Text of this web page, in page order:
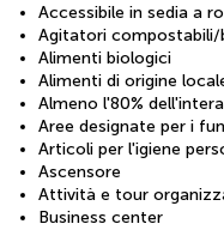
Accessibile in sedia a
Agitatori compostabili/
Alimenti biologici
Alimenti di origine
Almeno l'80%
Aree designate per i
Articoli per l'igiene
Ascensore
Attività e tour
Business center